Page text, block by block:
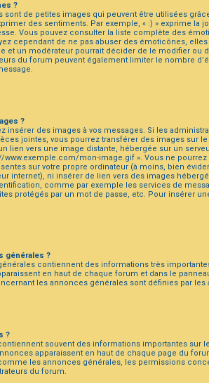
?
sont de petites images qui peuvent être utilisées
des sentiments. Par exemple, « :) » exprime la
Vous pouvez consulter la liste complète des
cependant de ne pas abuser des émoticônes,
et un modérateur pourrait décider de le modifier ou
du forum peuvent également limiter le nombre
?
insérer des images à vos messages. Si les
jointes, vous pourrez transférer des images sur
lien vers une image distante, hébergée sur un
www.exemple.com/mon-image.gif ». Vous ne
sur votre propre ordinateur (à moins, bien
internet), ni insérer de lien vers des images
comme par exemple les services de
protégés par un mot de passe, etc. Pour insérer
générales ?
contiennent des informations très
en haut de chaque forum et dans le
les annonces générales sont définies par les
?
souvent des informations importantes sur
apparaissent en haut de chaque page du
les annonces générales, les permissions
du forum.